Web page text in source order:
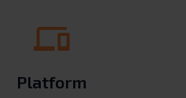
Platform